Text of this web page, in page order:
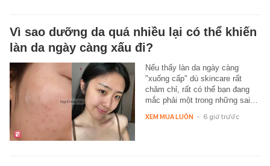
Vì sao dưỡng da quá nhiều lại có thể khiến
làn da ngày càng xấu đi?
Nếu thấy làn da ngày càng
"xuống cấp" dù skincare rất
chăm chỉ, rất có thể bạn đang
mắc phải một trong những sai…
XEM MUA LUÔN - 6 giờ trước